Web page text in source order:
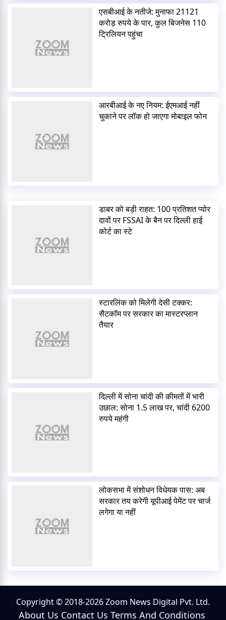
एसबीआई के नतीजे: मुनाफा 21121
करोड़ रुपये के पार, कुल बिजनेस 110
ट्रिलियन पहुंचा
आरबीआई के नए नियम: ईएमआई नहीं
चुकाने पर लॉक हो जाएगा मोबाइल फोन
डाबर को बड़ी राहत: 100 प्रतिशत प्योर
दावों पर FSSAI के बैन पर दिल्ली हाई
कोर्ट का स्टे
स्टारलिंक को मिलेगी देसी टक्कर:
सैटकॉम पर सरकार का मास्टरप्लान
तैयार
दिल्ली में सोना चांदी की कीमतों में भारी
उछाल: सोना 1.5 लाख पर, चांदी 6200
रुपये महंगी
लोकसभा में संशोधन विधेयक पास: अब
सरकार तय करेगी यूपीआई पेमेंट पर चार्ज
लगेगा या नहीं
Copyright © 2018-2026 Zoom News Digital Pvt. Ltd.
About Us Contact Us Terms And Conditions